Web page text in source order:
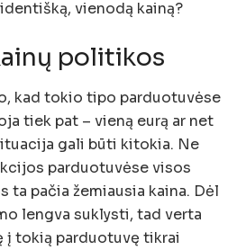
vienodą kainą?
politikos
kad tokio tipo parduotuvėse
tiek pat – vieną eurą ar net
gali būti kitokia. Ne
parduotuvėse visos
ta pačia žemiausia kaina. Dėl
lengva suklysti, tad verta
į tokią parduotuvę tikrai